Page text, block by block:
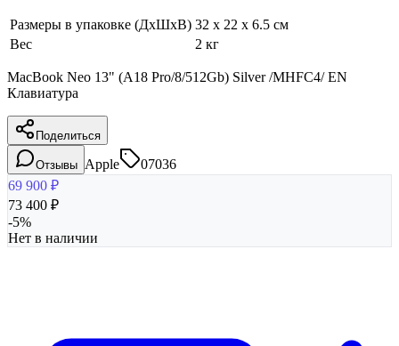
Размеры в упаковке (ДхШхВ) 32 x 22 x 6.5 см
Вес
2 кг
MacBook Neo 13" (A18 Pro/8/512Gb) Silver /MHFC4/ EN
Клавиатура
Поделиться
Отзывы Apple
07036
69 900 ₽
73 400 ₽
-5%
Нет в наличии